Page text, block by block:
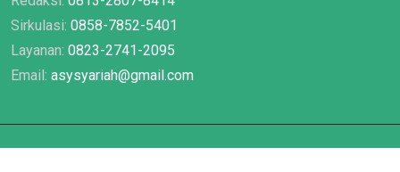
Sirkulasi: 0858-7852-5401
Layanan: 0823-2741-2095
Email: asysyariah@gmail.com